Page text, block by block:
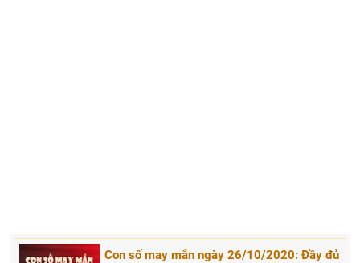
Con số may mắn ngày 26/10/2020: Đầy đủ